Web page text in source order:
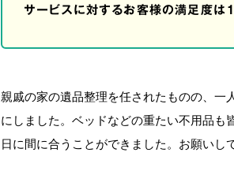
サービスに対するお客様の満足度は
親戚の家の遺品整理を任されたものの、一
にしました。ベッドなどの重たい不用品
日に間に合うことができました。お願いし